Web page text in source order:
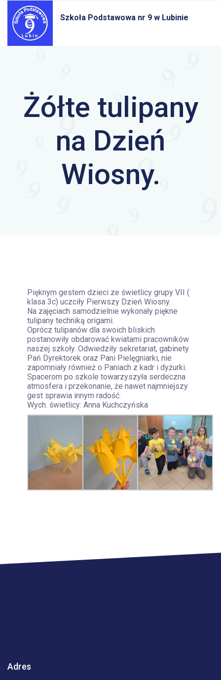
Szkoła Podstawowa nr 9 w Lubinie
Żółte tulipany
na Dzień
Wiosny.
Pięknym gestem dzieci ze świetlicy grupy VII (
klasa 3c) uczciły Pierwszy Dzień Wiosny.
Na zajęciach samodzielnie wykonały piękne
tulipany techniką origami.
Oprócz tulipanów dla swoich bliskich
postanowiły obdarować kwiatami pracowników
naszej szkoły. Odwiedziły sekretariat, gabinety
Pań Dyrektorek oraz Pani Pielęgniarki, nie
zapomniały również o Paniach z kadr i dyżurki.
Spacerom po szkole towarzyszyła serdeczna
atmosfera i przekonanie, że nawet najmniejszy
gest sprawia innym radość.
Wych. świetlicy: Anna Kuchczyńska
Adres